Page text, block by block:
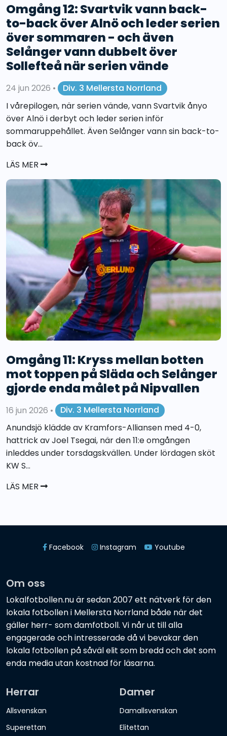
Omgång 12: Svartvik vann back-
to-back över Alnö och leder serien
över sommaren - och även
Selånger vann dubbelt över
Sollefteå när serien vände
24 jun 2026 •
Div. 3 Mellersta Norrland
I vårepilogen, när serien vände, vann Svartvik ånyo
över Alnö i derbyt och leder serien inför
sommaruppehållet. Även Selånger vann sin back-to-
back öv...
LÄS MER
Omgång 11: Kryss mellan botten
mot toppen på Släda och Selånger
gjorde enda målet på Nipvallen
16 jun 2026 •
Div. 3 Mellersta Norrland
Anundsjö klädde av Kramfors-Alliansen med 4-0,
hattrick av Joel Tsegai, när den 11:e omgången
inleddes under torsdagskvällen. Under lördagen sköt
KW S...
LÄS MER
Facebook Instagram Youtube
Om oss
Lokalfotbollen.nu är sedan 2007 ett nätverk för den
lokala fotbollen i Mellersta Norrland både när det
gäller herr- som damfotboll. Vi når ut till alla
engagerade och intresserade då vi bevakar den
lokala fotbollen på såväl elit som bredd och det som
enda media utan kostnad för läsarna.
Herrar
Allsvenskan
Superettan
Damer
Damallsvenskan
Elitettan